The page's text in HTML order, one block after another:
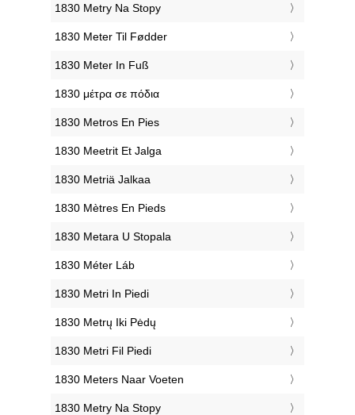
‎1830 Metry Na Stopy
‎1830 Meter Til Fødder
‎1830 Meter In Fuß
‎1830 μέτρα σε πόδια
‎1830 Metros En Pies
‎1830 Meetrit Et Jalga
‎1830 Metriä Jalkaa
‎1830 Mètres En Pieds
‎1830 Metara U Stopala
‎1830 Méter Láb
‎1830 Metri In Piedi
‎1830 Metrų Iki Pėdų
‎1830 Metri Fil Piedi
‎1830 Meters Naar Voeten
‎1830 Metry Na Stopy